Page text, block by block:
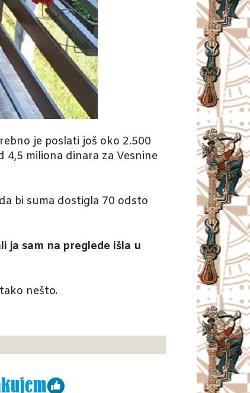
je poslati još oko 2.500
4,5 miliona dinara za Vesnine
bi suma dostigla 70 odsto
ja sam na preglede išla u
nešto.